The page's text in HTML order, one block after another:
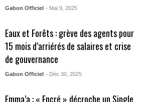
Gabon Officiel - Mai 9, 2025
Eaux et Forêts : grève des agents pour
15 mois d’arriérés de salaires et crise
de gouvernance
Gabon Officiel - Déc 30, 2025
Emma’a : « Encré » décroche un Single